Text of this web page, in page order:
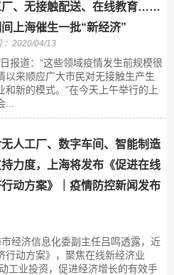
厂、无接触配送、在线教育……
上海催生一批“新经济”
：2020/04/13
报道：“这些领域疫情发生前规模很
以来顺应广大市民对无接触生产生
新的模式。”在今天上午举行的上
人工厂、数字车间、智能制造
力度，上海将发布《促进在线
动方案》｜疫情防控新闻发布
经济信息化委副主任吕鸣透露，近
行动方案》，聚焦在线新经济业
工业投资，促进经济增长的有效手